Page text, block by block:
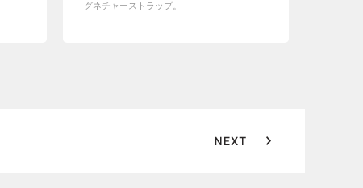
グネチャーストラップ。